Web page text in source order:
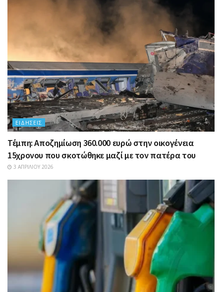
ΕΙΔΉΣΕΙΣ
Τέμπη: Αποζημίωση 360.000 ευρώ στην οικογένεια
15χρονου που σκοτώθηκε μαζί με τον πατέρα του
3 ΑΠΡΙΛΊΟΥ 2026